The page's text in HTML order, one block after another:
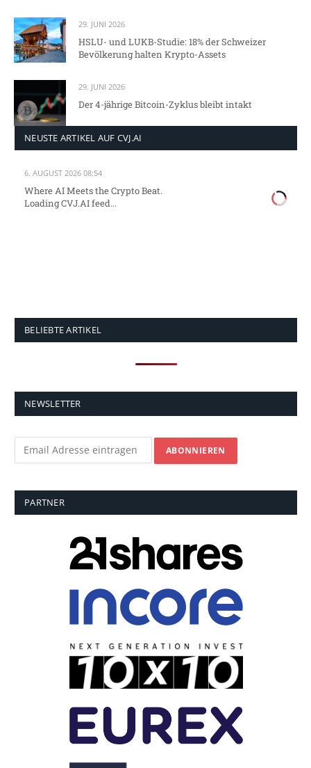
29. JUNI 2026
HSLU- und LUKB-Studie: 18% der Schweizer
Bevölkerung halten Krypto-Assets
29. JUNI 2026
Der 4-jährige Bitcoin-Zyklus bleibt intakt
NEUSTE ARTIKEL AUF CVJ.AI
6. AUGUST 2026 08:54
Where AI Meets the Crypto Beat.
Loading CVJ.AI feed...
BELIEBTE ARTIKEL
NEWSLETTER
PARTNER